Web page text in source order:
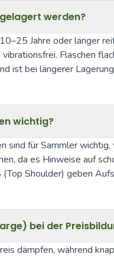
werden?
Jahre oder länger
Flaschen
ist bei längerer
wichtig?
sind für Sammler
da es Hinweise auf
Shoulder) geben
bei der
dämpfen, während